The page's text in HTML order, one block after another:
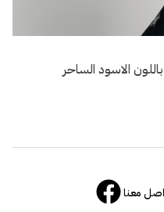
الاسود الساحر
معنا